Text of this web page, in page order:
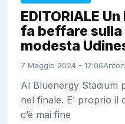
EDITORIALE
fa beffare sulla
modesta
7 Maggio 2024 - 17:06
Al Bluenergy Stadium
nel finale. E’ proprio il
c’è mai fine